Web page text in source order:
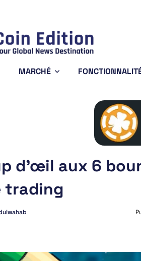
Bitcoin $64,810.70
BTC
MARCHÉ
d’œil aux 6
trading